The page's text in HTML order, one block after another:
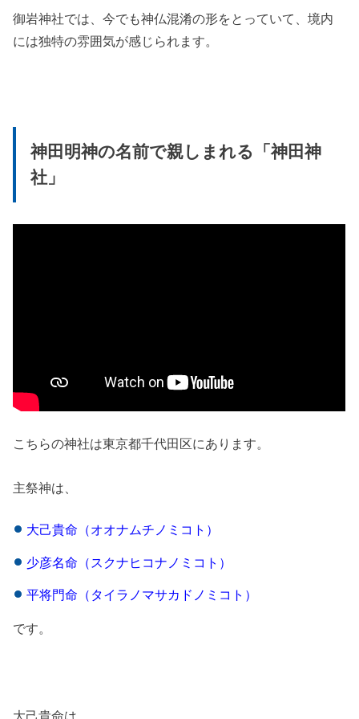
御岩神社では、今でも神仏混淆の形をとっていて、境内
には独特の雰囲気が感じられます。
神田明神の名前で親しまれる「神田神
社」
こちらの神社は東京都千代田区にあります。
主祭神は、
大己貴命（オオナムチノミコト）
少彦名命（スクナヒコナノミコト）
平将門命（タイラノマサカドノミコト）
です。
大己貴命は